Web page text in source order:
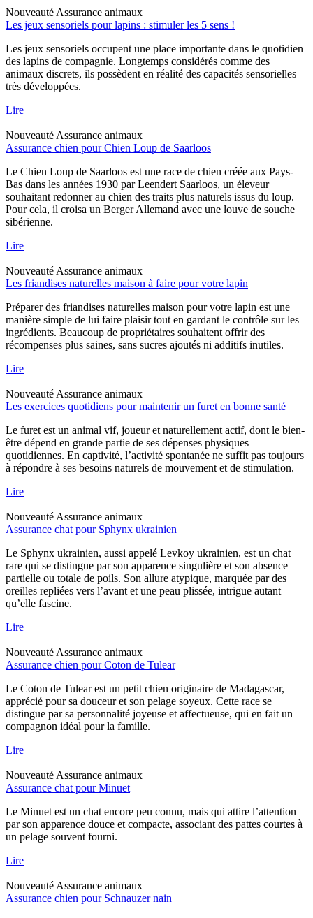
Nouveauté Assurance animaux
Les jeux sensoriels pour lapins : stimuler les 5 sens !
Les jeux sensoriels occupent une place importante dans le quotidien
des lapins de compagnie. Longtemps considérés comme des
animaux discrets, ils possèdent en réalité des capacités sensorielles
très développées.
Lire
Nouveauté Assurance animaux
Assurance chien pour Chien Loup de Saarloos
Le Chien Loup de Saarloos est une race de chien créée aux Pays-
Bas dans les années 1930 par Leendert Saarloos, un éleveur
souhaitant redonner au chien des traits plus naturels issus du loup.
Pour cela, il croisa un Berger Allemand avec une louve de souche
sibérienne.
Lire
Nouveauté Assurance animaux
Les friandises naturelles maison à faire pour votre lapin
Préparer des friandises naturelles maison pour votre lapin est une
manière simple de lui faire plaisir tout en gardant le contrôle sur les
ingrédients. Beaucoup de propriétaires souhaitent offrir des
récompenses plus saines, sans sucres ajoutés ni additifs inutiles.
Lire
Nouveauté Assurance animaux
Les exercices quotidiens pour maintenir un furet en bonne santé
Le furet est un animal vif, joueur et naturellement actif, dont le bien-
être dépend en grande partie de ses dépenses physiques
quotidiennes. En captivité, l’activité spontanée ne suffit pas toujours
à répondre à ses besoins naturels de mouvement et de stimulation.
Lire
Nouveauté Assurance animaux
Assurance chat pour Sphynx ukrainien
Le Sphynx ukrainien, aussi appelé Levkoy ukrainien, est un chat
rare qui se distingue par son apparence singulière et son absence
partielle ou totale de poils. Son allure atypique, marquée par des
oreilles repliées vers l’avant et une peau plissée, intrigue autant
qu’elle fascine.
Lire
Nouveauté Assurance animaux
Assurance chien pour Coton de Tulear
Le Coton de Tulear est un petit chien originaire de Madagascar,
apprécié pour sa douceur et son pelage soyeux. Cette race se
distingue par sa personnalité joyeuse et affectueuse, qui en fait un
compagnon idéal pour la famille.
Lire
Nouveauté Assurance animaux
Assurance chat pour Minuet
Le Minuet est un chat encore peu connu, mais qui attire l’attention
par son apparence douce et compacte, associant des pattes courtes à
un pelage souvent fourni.
Lire
Nouveauté Assurance animaux
Assurance chien pour Schnauzer nain